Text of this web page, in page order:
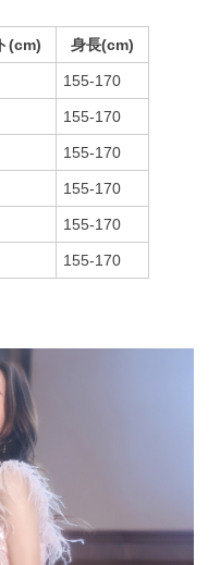
(cm) 身長(cm)
155-170
155-170
155-170
155-170
155-170
155-170